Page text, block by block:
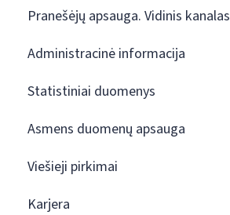
Pranešėjų apsauga. Vidinis kanalas
Administracinė informacija
Statistiniai duomenys
Asmens duomenų apsauga
Viešieji pirkimai
Karjera